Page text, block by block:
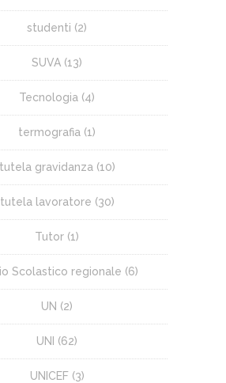
studenti (2)
SUVA (13)
Tecnologia (4)
termografia (1)
tutela gravidanza (10)
tutela lavoratore (30)
Tutor (1)
Scolastico regionale (6)
UN (2)
UNI (62)
UNICEF(3)